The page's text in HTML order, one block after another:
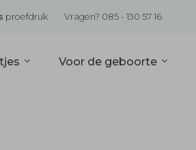
proefdruk Vragen? 085 - 130 57 16
Voor de geboorte